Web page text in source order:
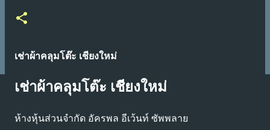
เช่าผ้าคลุมโต๊ะ เชียงใหม่
เช่าผ้าคลุมโต๊ะ เชียงใหม่
ห้างหุ้นส่วนจำกัด อัครพล อีเว้นท์ ซัพพลาย